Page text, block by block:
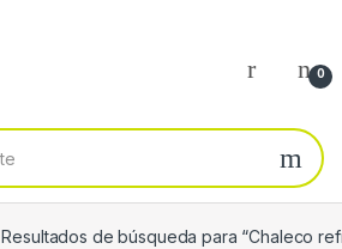
0
Resultados de búsqueda para “Chaleco